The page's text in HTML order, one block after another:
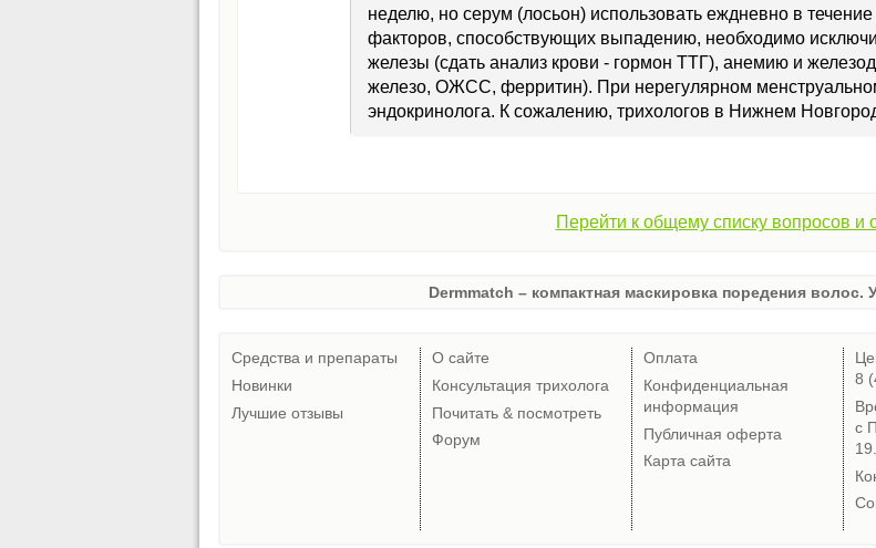
неделю, но серум (лосьон) использовать еждневно в
факторов, способствующих выпадению, необходимо
железы (сдать анализ крови - гормон ТТГ), анемию и
железо, ОЖСС, ферритин). При нерегулярном
эндокринолога. К сожалению, трихологов в Нижнем
Перейти к общему списку вопросов и
Dermmatch – компактная маскировка поредения волос.
Средства и препараты
Новинки
Лучшие отзывы
О сайте
Консультация трихолога
Почитать & посмотреть
Форум
Оплата
Конфиденциальная
информация
Публичная оферта
Карта сайта
8
с